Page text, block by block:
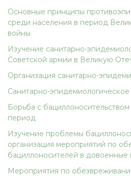
Основные принципы
среди населения в период
войны
Изучение санитарно-
Советской армии в Великую
Организация санитарно-
Санитарно-
Борьба с
период
Изучение проблемы
организация мероприятий по
бациллоносителей в довоенные
Мероприятия по